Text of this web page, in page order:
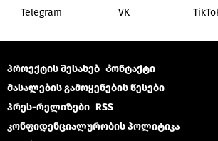
Telegram VK
პროექტის შესახებ Კონტაქტი
მასალების გამოყენების წესები
პრეს-რელიზები RSS
კონფიდენციალურობის პოლიტიკა